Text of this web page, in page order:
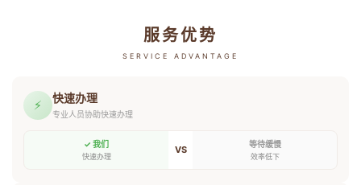
服务优势
SERVICE ADVANTAGE
⚡ 快速办理
专业人员协助快速办理
✓ 我们
快速办理
VS 等待缓慢
效率低下